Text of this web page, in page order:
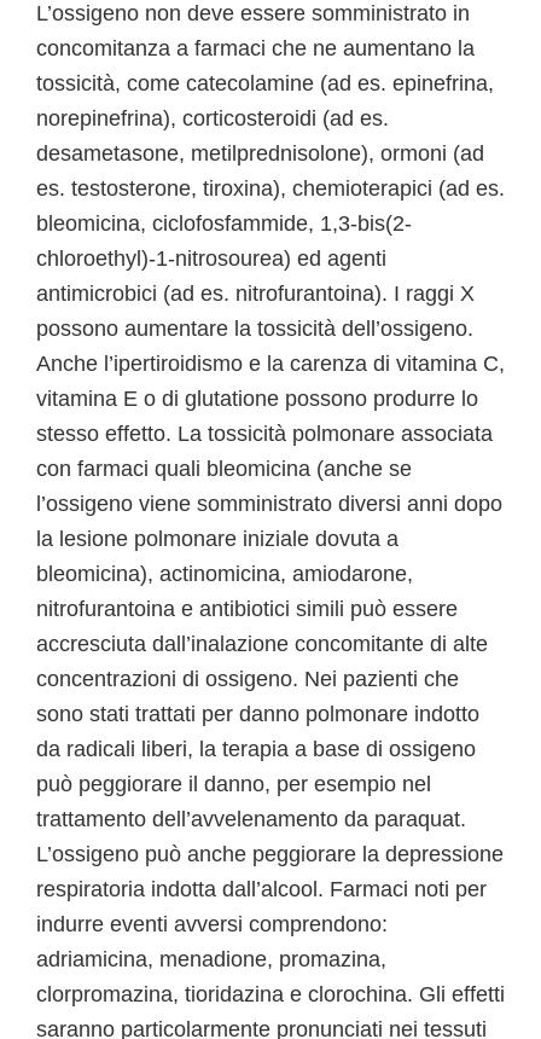
L’ossigeno non deve essere somministrato in
concomitanza a farmaci che ne aumentano la
tossicità, come catecolamine (ad es. epinefrina,
norepinefrina), corticosteroidi (ad es.
desametasone, metilprednisolone), ormoni (ad
es. testosterone, tiroxina), chemioterapici (ad es.
bleomicina, ciclofosfammide, 1,3-bis(2-
chloroethyl)-1-nitrosourea) ed agenti
antimicrobici (ad es. nitrofurantoina). I raggi X
possono aumentare la tossicità dell’ossigeno.
Anche l’ipertiroidismo e la carenza di vitamina C,
vitamina E o di glutatione possono produrre lo
stesso effetto. La tossicità polmonare associata
con farmaci quali bleomicina (anche se
l’ossigeno viene somministrato diversi anni dopo
la lesione polmonare iniziale dovuta a
bleomicina), actinomicina, amiodarone,
nitrofurantoina e antibiotici simili può essere
accresciuta dall’inalazione concomitante di alte
concentrazioni di ossigeno. Nei pazienti che
sono stati trattati per danno polmonare indotto
da radicali liberi, la terapia a base di ossigeno
può peggiorare il danno, per esempio nel
trattamento dell’avvelenamento da paraquat.
L’ossigeno può anche peggiorare la depressione
respiratoria indotta dall’alcool. Farmaci noti per
indurre eventi avversi comprendono:
adriamicina, menadione, promazina,
clorpromazina, tioridazina e clorochina. Gli effetti
saranno particolarmente pronunciati nei tessuti